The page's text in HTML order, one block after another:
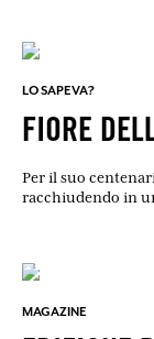
LO SAPEVA?
FIORE
Per il suo
racchiudendo in
MAGAZINE